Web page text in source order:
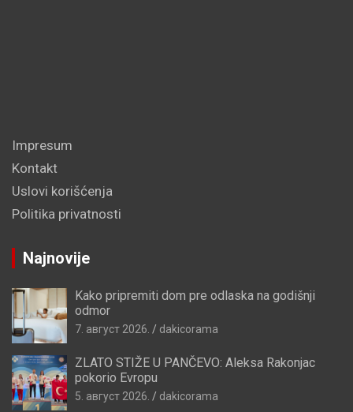
Impresum
Kontakt
Uslovi korišćenja
Politika privatnosti
Najnovije
Kako pripremiti dom pre odlaska na godišnji
odmor
7. август 2026. dakicorama
ZLATO STIŽE U PANČEVO: Aleksa Rakonjac
pokorio Evropu
5. август 2026. dakicorama